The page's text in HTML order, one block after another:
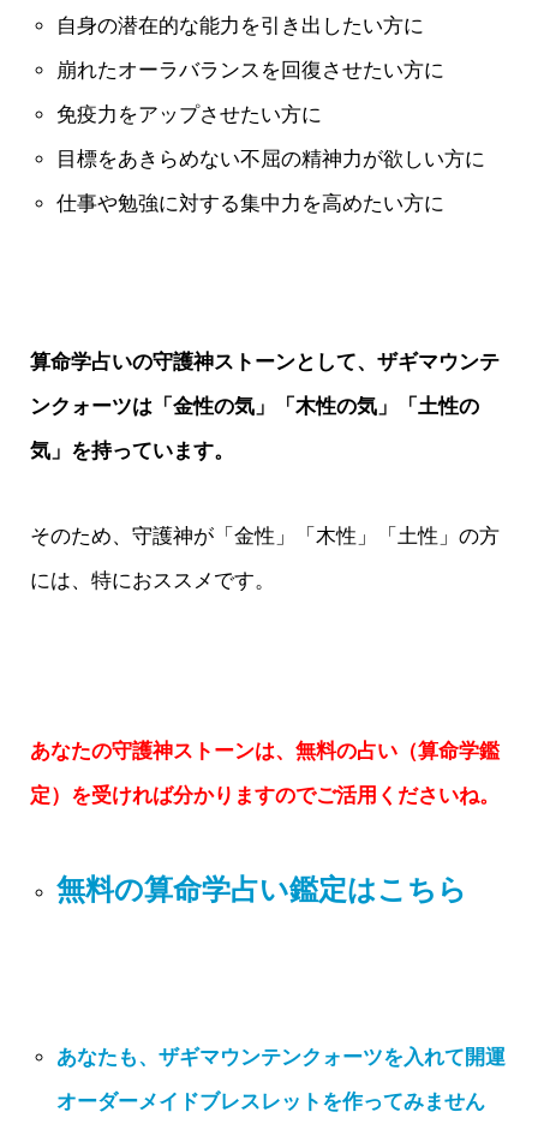
自身の潜在的な能力を引き出したい方に
崩れたオーラバランスを回復させたい方に
免疫力をアップさせたい方に
目標をあきらめない不屈の精神力が欲しい方に
仕事や勉強に対する集中力を高めたい方に
算命学占いの守護神ストーンとして、ザギマウンテ
ンクォーツは「金性の気」「木性の気」「土性の
気」を持っています。
そのため、守護神が「金性」「木性」「土性」の方
には、特におススメです。
あなたの守護神ストーンは、無料の占い（算命学鑑
定）を受ければ分かりますのでご活用くださいね。
無料の算命学占い鑑定はこちら
あなたも、ザギマウンテンクォーツを入れて開運
オーダーメイドブレスレットを作ってみません